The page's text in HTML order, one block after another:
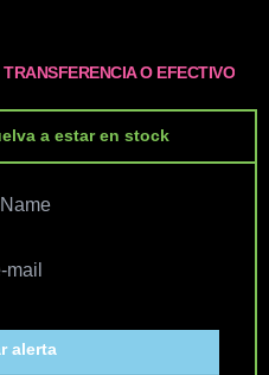
O EFECTIVO
a estar en stock
alerta